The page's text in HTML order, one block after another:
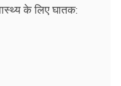
के लिए घातक: